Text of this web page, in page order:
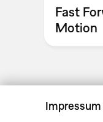
Fast
Motion
Impressum